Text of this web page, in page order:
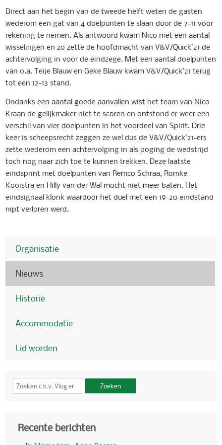
Direct aan het begin van de tweede helft weten de gasten
wederom een gat van 4 doelpunten te slaan door de 7-11 voor
rekening te nemen. Als antwoord kwam Nico met een aantal
wisselingen en zo zette de hoofdmacht van V&V/Quick’21 de
achtervolging in voor de eindzege. Met een aantal doelpunten
van o.a. Teije Blauw en Geke Blauw kwam V&V/Quick’21 terug
tot een 12-13 stand.
Ondanks een aantal goede aanvallen wist het team van Nico
Kraan de gelijkmaker niet te scoren en ontstond er weer een
verschil van vier doelpunten in het voordeel van Spirit. Drie
keer is scheepsrecht zeggen ze wel dus de V&V/Quick’21-ers
zette wederom een achtervolging in als poging de wedstrijd
toch nog naar zich toe te kunnen trekken. Deze laatste
eindsprint met doelpunten van Remco Schraa, Romke
Kooistra en Hilly van der Wal mocht niet meer baten. Het
eindsignaal klonk waardoor het duel met een 19-20 eindstand
nipt verloren werd.
Organisatie
Nieuws
Historie
Accommodatie
Lid worden
Zoeken
Recente berichten